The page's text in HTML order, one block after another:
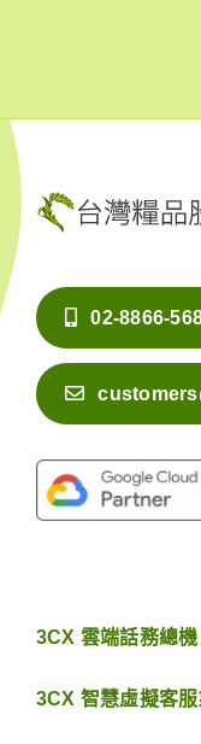
02-8866-
3CX 雲端話務總機
3CX 智慧虛擬客